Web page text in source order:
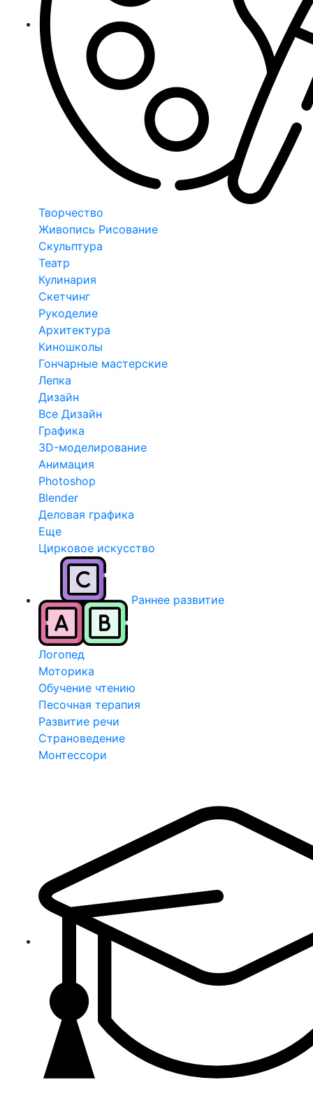
Творчество
Живопись Рисование
Скульптура
Театр
Кулинария
Скетчинг
Рукоделие
Архитектура
Киношколы
Гончарные мастерские
Лепка
Дизайн
Все Дизайн
Графика
3D-моделирование
Анимация
Photoshop
Blender
Деловая графика
Еще
Цирковое искусство
Раннее развитие
Логопед
Моторика
Обучение чтению
Песочная терапия
Развитие речи
Страноведение
Монтессори